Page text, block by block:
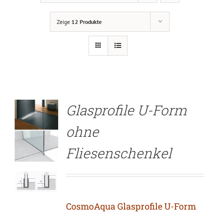
Zeige 12 Produkte
Glasprofile U-Form
ohne
Fliesenschenkel
CosmoAqua Glasprofile U-Form